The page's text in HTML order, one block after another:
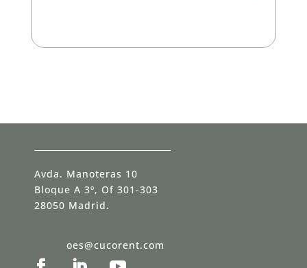
e
i
a
i
ó
n
Avda. Manoteras 10
Bloque A 3º, Of 301-303
28050 Madrid.
oes@cucorent.com